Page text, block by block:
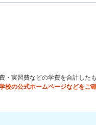
実習費などの学費を合計したも
校の公式ホームページなどをご確